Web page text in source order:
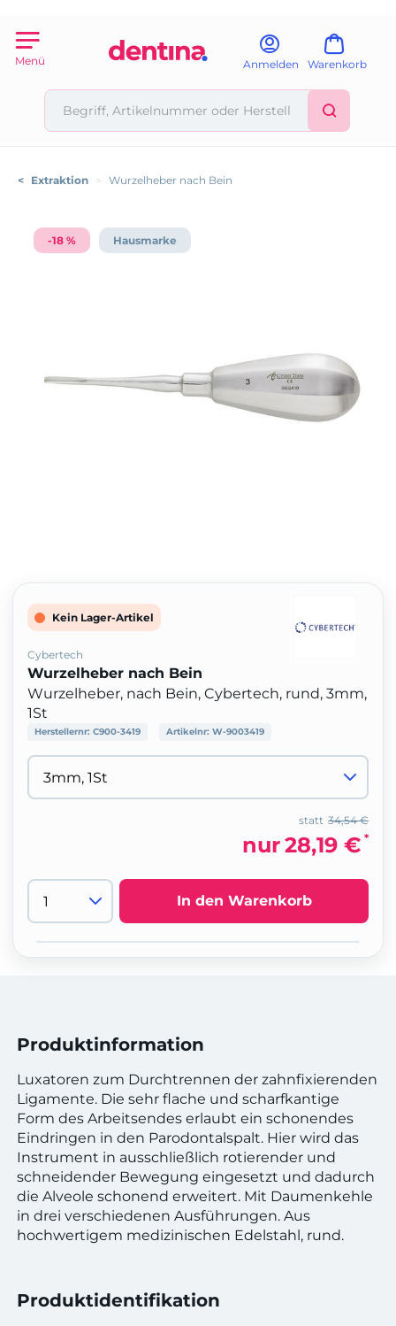
Menü Anmelden Warenkorb
< Extraktion > Wurzelheber nach Bein
-18 % Hausmarke
Kein Lager-Artikel
Cybertech
Wurzelheber nach Bein
Wurzelheber, nach Bein, Cybertech, rund, 3mm,
1St
Herstellernr: C900-3419 Artikelnr: W-9003419
34,54 €
statt
nur28,19 € *
In den Warenkorb
Produktinformation
Luxatoren zum Durchtrennen der zahnfixierenden
Ligamente. Die sehr flache und scharfkantige
Form des Arbeitsendes erlaubt ein schonendes
Eindringen in den Parodontalspalt. Hier wird das
Instrument in ausschließlich rotierender und
schneidender Bewegung eingesetzt und dadurch
die Alveole schonend erweitert. Mit Daumenkehle
in drei verschiedenen Ausführungen. Aus
hochwertigem medizinischen Edelstahl, rund.
Produktidentifikation